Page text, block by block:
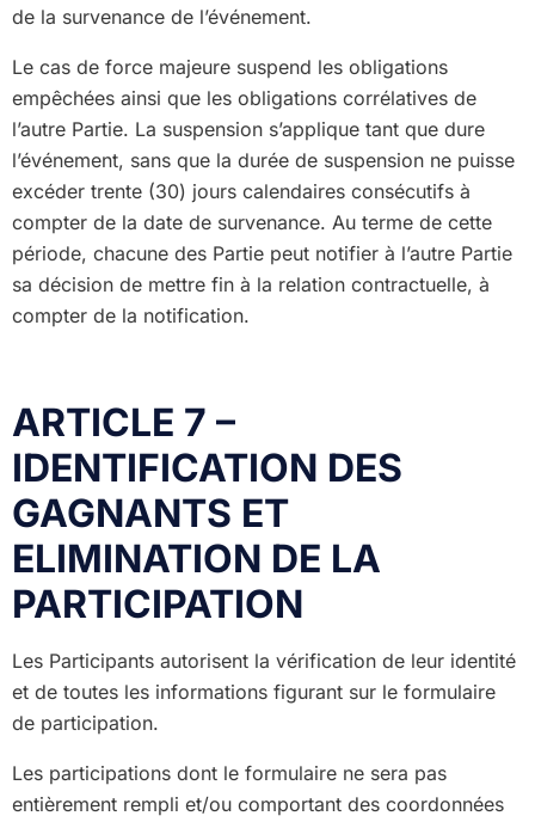
de la survenance de l’événement.
Le cas de force majeure suspend les obligations
empêchées ainsi que les obligations corrélatives de
l’autre Partie. La suspension s’applique tant que dure
l’événement, sans que la durée de suspension ne puisse
excéder trente (30) jours calendaires consécutifs à
compter de la date de survenance. Au terme de cette
période, chacune des Partie peut notifier à l’autre Partie
sa décision de mettre fin à la relation contractuelle, à
compter de la notification.
ARTICLE 7 –
IDENTIFICATION DES
GAGNANTS ET
ELIMINATION DE LA
PARTICIPATION
Les Participants autorisent la vérification de leur identité
et de toutes les informations figurant sur le formulaire
de participation.
Les participations dont le formulaire ne sera pas
entièrement rempli et/ou comportant des coordonnées